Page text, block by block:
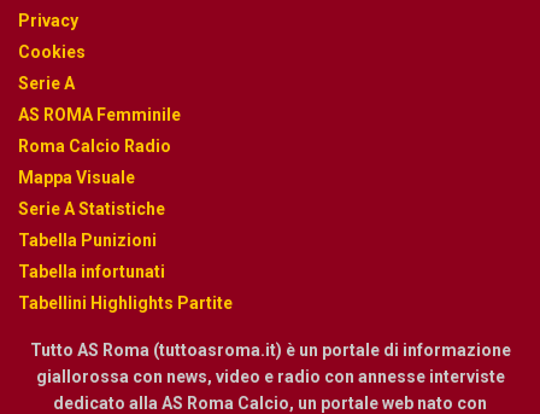
Privacy
Cookies
Serie A
AS ROMA Femminile
Roma Calcio Radio
Mappa Visuale
Serie A Statistiche
Tabella Punizioni
Tabella infortunati
Tabellini Highlights Partite
Tutto AS Roma (tuttoasroma.it) è un portale di informazione
giallorossa con news, video e radio con annesse interviste
dedicato alla AS Roma Calcio, un portale web nato con